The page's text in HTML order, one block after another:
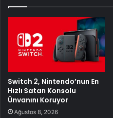
Switch 2, Nintendo’nun En
Hızlı Satan Konsolu
Ünvanını Koruyor
Ağustos 8, 2026